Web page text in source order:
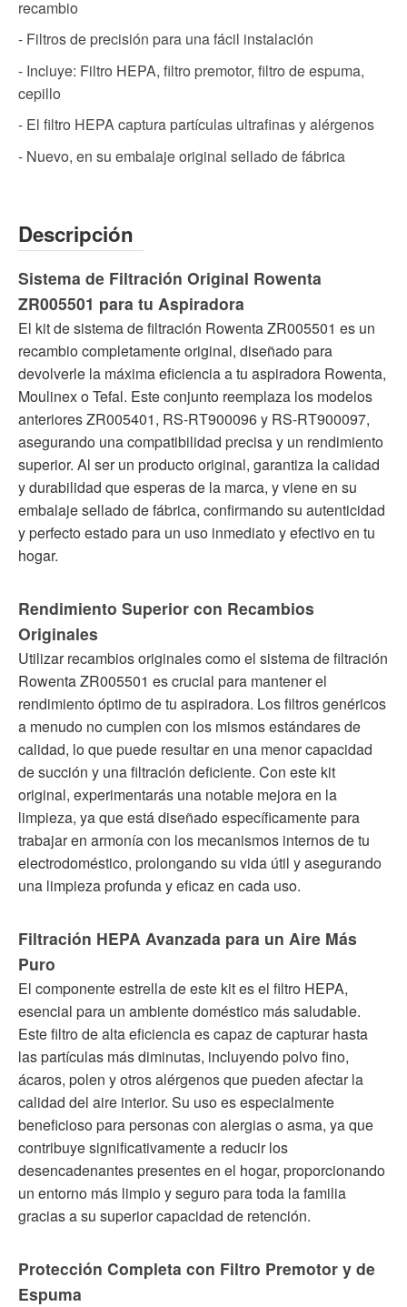
recambio
- Filtros de precisión para una fácil instalación
- Incluye: Filtro HEPA, filtro premotor, filtro de espuma,
cepillo
- El filtro HEPA captura partículas ultrafinas y alérgenos
- Nuevo, en su embalaje original sellado de fábrica
Descripción
Sistema de Filtración Original Rowenta
ZR005501 para tu Aspiradora
El kit de sistema de filtración Rowenta ZR005501 es un
recambio completamente original, diseñado para
devolverle la máxima eficiencia a tu aspiradora Rowenta,
Moulinex o Tefal. Este conjunto reemplaza los modelos
anteriores ZR005401, RS-RT900096 y RS-RT900097,
asegurando una compatibilidad precisa y un rendimiento
superior. Al ser un producto original, garantiza la calidad
y durabilidad que esperas de la marca, y viene en su
embalaje sellado de fábrica, confirmando su autenticidad
y perfecto estado para un uso inmediato y efectivo en tu
hogar.
Rendimiento Superior con Recambios
Originales
Utilizar recambios originales como el sistema de filtración
Rowenta ZR005501 es crucial para mantener el
rendimiento óptimo de tu aspiradora. Los filtros genéricos
a menudo no cumplen con los mismos estándares de
calidad, lo que puede resultar en una menor capacidad
de succión y una filtración deficiente. Con este kit
original, experimentarás una notable mejora en la
limpieza, ya que está diseñado específicamente para
trabajar en armonía con los mecanismos internos de tu
electrodoméstico, prolongando su vida útil y asegurando
una limpieza profunda y eficaz en cada uso.
Filtración HEPA Avanzada para un Aire Más
Puro
El componente estrella de este kit es el filtro HEPA,
esencial para un ambiente doméstico más saludable.
Este filtro de alta eficiencia es capaz de capturar hasta
las partículas más diminutas, incluyendo polvo fino,
ácaros, polen y otros alérgenos que pueden afectar la
calidad del aire interior. Su uso es especialmente
beneficioso para personas con alergias o asma, ya que
contribuye significativamente a reducir los
desencadenantes presentes en el hogar, proporcionando
un entorno más limpio y seguro para toda la familia
gracias a su superior capacidad de retención.
Protección Completa con Filtro Premotor y de
Espuma